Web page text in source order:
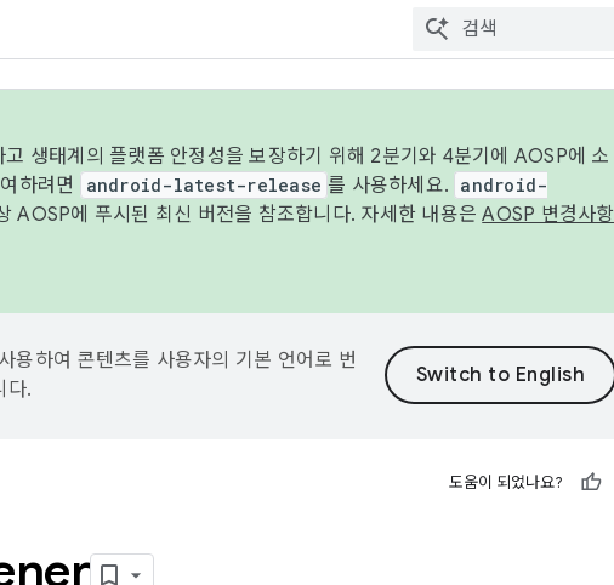
생태계의 플랫폼 안정성을 보장하기 위해 2분기와 4분기에 AOSP에 소
하려면
android-latest-release 를 사용하세요. android-
AOSP에 푸시된 최신 버전을 참조합니다. 자세한 내용은AOSP 변경사항
용하여 콘텐츠를 사용자의 기본 언어로 번
다.
도움이 되었나요?